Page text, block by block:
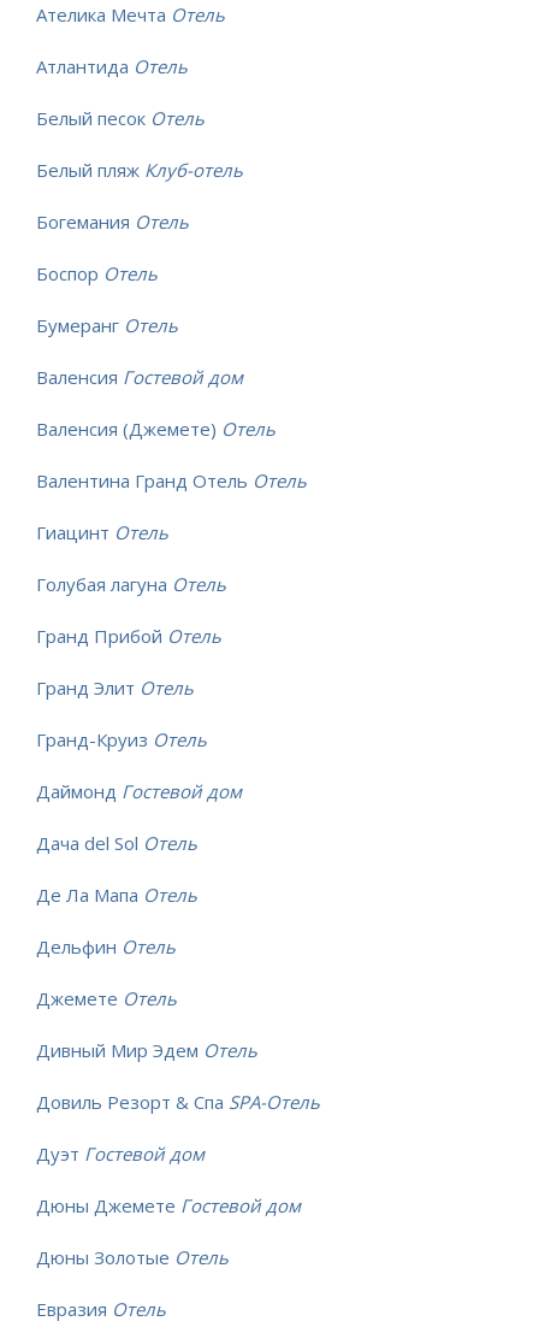
Ателика Мечта Отель
Атлантида Отель
Белый песок Отель
Белый пляж Клуб-отель
Богемания Отель
Боспор Отель
Бумеранг Отель
Валенсия Гостевой дом
Валенсия (Джемете) Отель
Валентина Гранд Отель Отель
Гиацинт Отель
Голубая лагуна Отель
Гранд Прибой Отель
Гранд Элит Отель
Гранд-Круиз Отель
Даймонд Гостевой дом
Дача del Sol Отель
Де Ла Мапа Отель
Дельфин Отель
Джемете Отель
Дивный Мир Эдем Отель
Довиль Резорт & Спа SPA-Отель
Дуэт Гостевой дом
Дюны Джемете Гостевой дом
Дюны Золотые Отель
Евразия Отель